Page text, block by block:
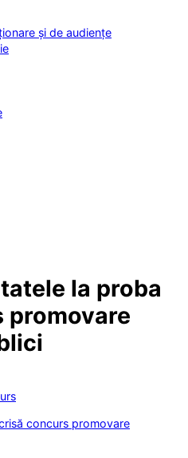
și de audiențe
la proba
promovare
concurs promovare